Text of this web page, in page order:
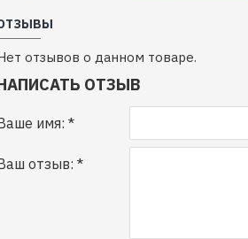
отзывов о данном товаре.
ОТЗЫВ
имя:
отзыв: